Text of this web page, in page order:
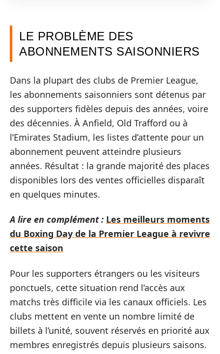
LE PROBLÈME DES
ABONNEMENTS SAISONNIERS
Dans la plupart des clubs de Premier League,
les abonnements saisonniers sont détenus par
des supporters fidèles depuis des années, voire
des décennies. À Anfield, Old Trafford ou à
l’Emirates Stadium, les listes d’attente pour un
abonnement peuvent atteindre plusieurs
années. Résultat : la grande majorité des places
disponibles lors des ventes officielles disparaît
en quelques minutes.
A lire en complément : Les meilleurs moments
du Boxing Day de la Premier League à revivre
cette saison
Pour les supporters étrangers ou les visiteurs
ponctuels, cette situation rend l’accès aux
matchs très difficile via les canaux officiels. Les
clubs mettent en vente un nombre limité de
billets à l’unité, souvent réservés en priorité aux
membres enregistrés depuis plusieurs saisons.